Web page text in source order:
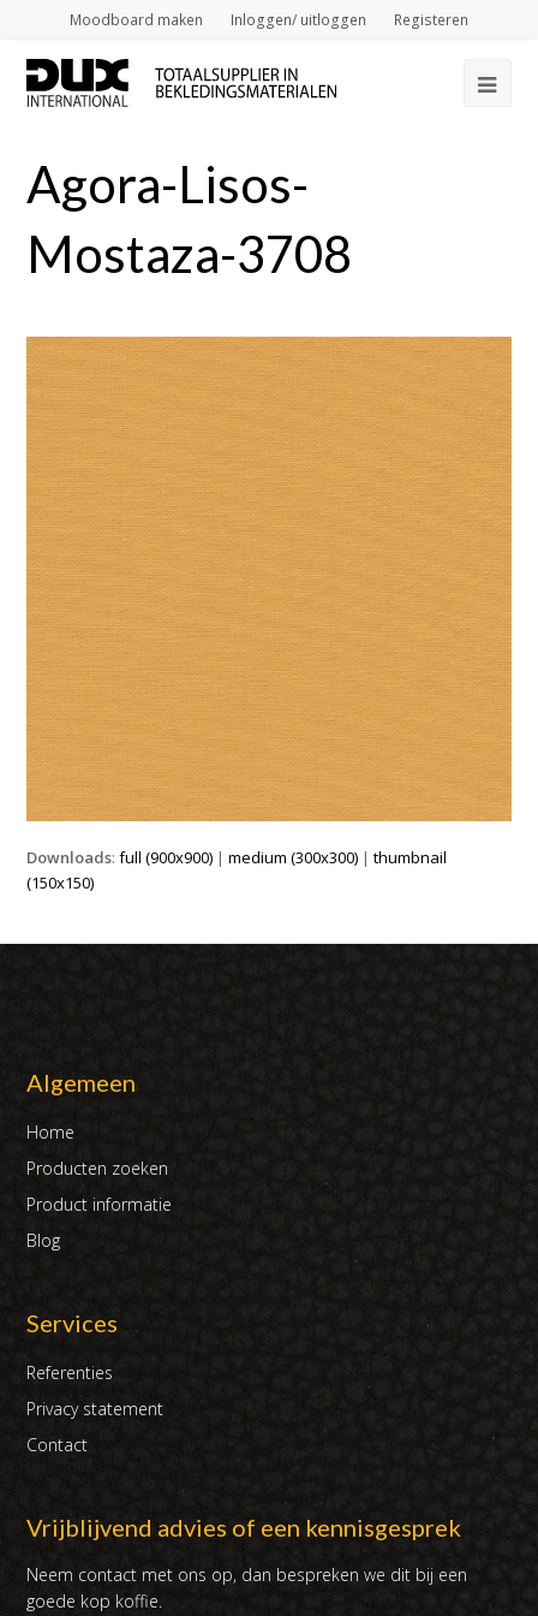
Moodboard maken Inloggen/ uitloggen Registeren
Agora-Lisos-
Mostaza-3708
Downloads:full (900x900) |medium (300x300) |thumbnail
(150x150)
Algemeen
Home
Producten zoeken
Product informatie
Blog
Services
Referenties
Privacy statement
Contact
Vrijblijvend advies of een kennisgesprek
Neem contact met ons op, dan bespreken we dit bij een
goede kop koffie.